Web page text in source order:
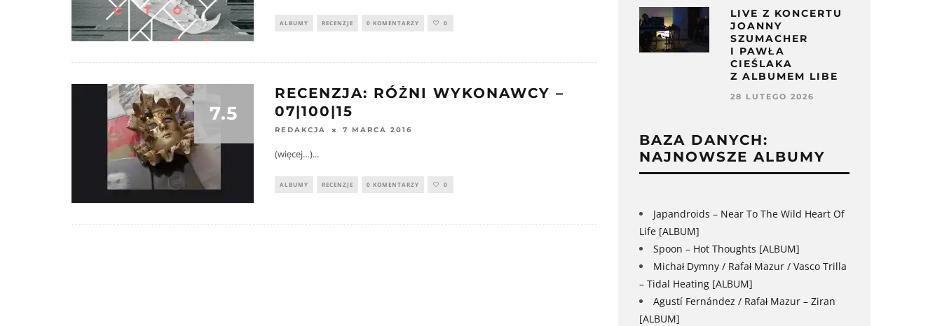
ALBUMY RECENZJE 0 KOMENTARZY 0
7.5
RECENZJA: RÓŻNI WYKONAWCY –
07|100|15
REDAKCJA 7 MARCA 2016
(więcej…)...
ALBUMY RECENZJE 0 KOMENTARZY 0
LIVE Z KONCERTU
JOANNY
SZUMACHER
I PAWŁA
CIEŚLAKA
Z ALBUMEM LIBE
28 LUTEGO 2026
BAZA DANYCH:
NAJNOWSZE ALBUMY
Japandroids – Near To The Wild Heart Of
Life [ALBUM]
Spoon – Hot Thoughts [ALBUM]
Michał Dymny / Rafał Mazur / Vasco Trilla
– Tidal Heating [ALBUM]
Agustí Fernández / Rafał Mazur – Ziran
[ALBUM]